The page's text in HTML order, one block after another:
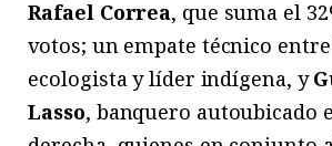
Rafael Correa, que suma el
votos; un empate técnico
ecologista y líder indígena, y
Lasso, banquero autoubicado